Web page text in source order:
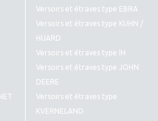
Versoirs et étraves type EBRA
Versoirs et étraves type KUHN /
HUARD
Versoirs et étraves type IH
Versoirs et étraves type JOHN
DEERE
Versoirs et étraves type
KVERNELAND